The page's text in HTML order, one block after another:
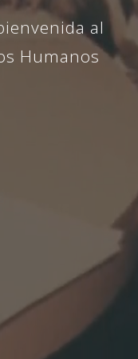
al
Humanos
Y EL
EN
DE